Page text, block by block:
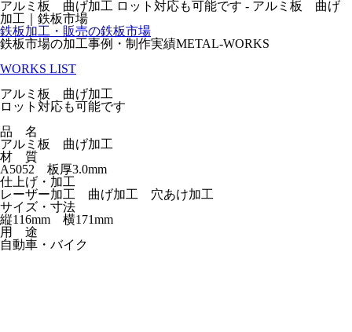
アルミ板 曲げ加工 ロット対応も可能です - アルミ板 曲げ
加工｜鉄板市場
鉄板加工・販売の鉄板市場
鉄板市場の加工事例・制作実績METAL-WORKS
WORKS LIST
アルミ板 曲げ加工
ロット対応も可能です
品 名
アルミ板 曲げ加工
材 質
A5052 板厚3.0mm
仕上げ・加工
レーザー加工 曲げ加工 穴あけ加工
サイズ・寸法
縦116mm 横171mm
用 途
自動車・バイク